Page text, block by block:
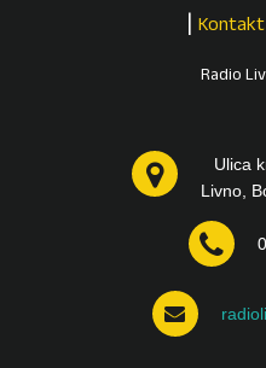
Kontakt
Radio
Ulica
Livno,